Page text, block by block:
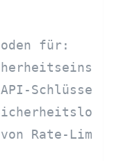
für:
Schlüsseln
Rate-